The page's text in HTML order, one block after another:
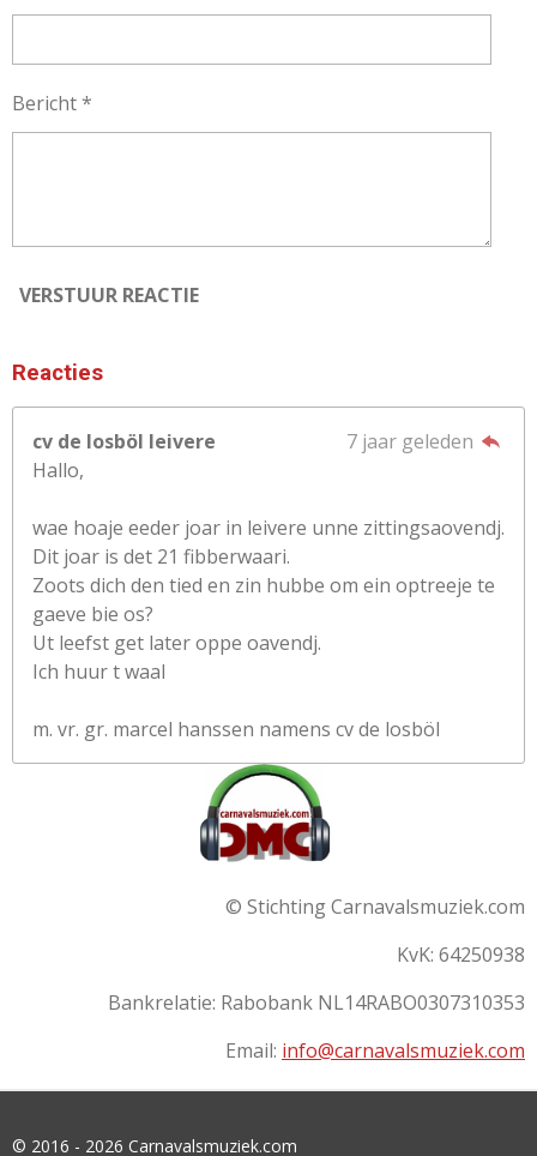
Bericht *
VERSTUUR REACTIE
Reacties
cv de losböl leivere
7 jaar geleden
Hallo,
wae hoaje eeder joar in leivere unne zittingsaovendj.
Dit joar is det 21 fibberwaari.
Zoots dich den tied en zin hubbe om ein optreeje te
gaeve bie os?
Ut leefst get later oppe oavendj.
Ich huur t waal
m. vr. gr. marcel hanssen namens cv de losböl
© Stichting Carnavalsmuziek.com
KvK: 64250938
Bankrelatie: Rabobank NL14RABO0307310353
Email: info@carnavalsmuziek.com
© 2016 - 2026 Carnavalsmuziek.com